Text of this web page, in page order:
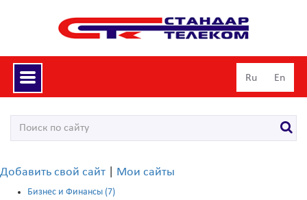
Toggle
navigation
Ru En
Добавить свой сайт Мои сайты
Бизнес и Финансы (7)